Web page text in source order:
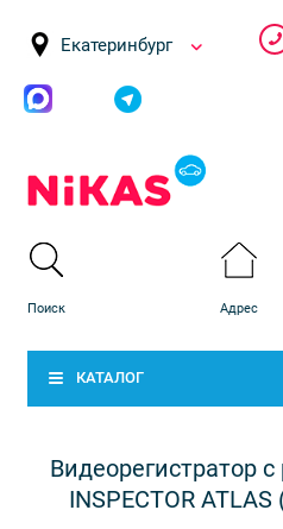
Екатеринбург
КАТАЛОГ
Видеорегистратор
INSPECTOR